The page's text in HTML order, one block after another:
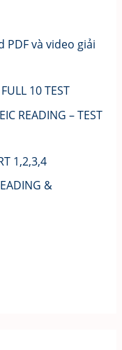
PDF và video giải
10 TEST
READING – TEST
1,2,3,4
&